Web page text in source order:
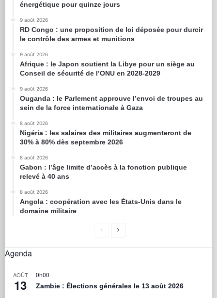
énergétique pour quinze jours
9 août 2026
RD Congo : une proposition de loi déposée pour durcir
le contrôle des armes et munitions
9 août 2026
Afrique : le Japon soutient la Libye pour un siège au
Conseil de sécurité de l’ONU en 2028-2029
9 août 2026
Ouganda : le Parlement approuve l’envoi de troupes au
sein de la force internationale à Gaza
8 août 2026
Nigéria : les salaires des militaires augmenteront de
30% à 80% dès septembre 2026
8 août 2026
Gabon : l’âge limite d’accès à la fonction publique
relevé à 40 ans
8 août 2026
Angola : coopération avec les États-Unis dans le
domaine militaire
Agenda
AOÛT
13
0h00
Zambie : Élections générales le 13 août 2026